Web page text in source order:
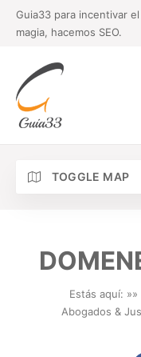
Guia33 para incentivar
magia, hacemos SEO.
TOGGLE MAP
Estás aquí: »»
Abogados &